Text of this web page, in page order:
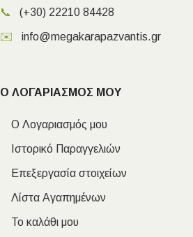
📞 (+30) 22210 84428
✉️ info@megakarapazvantis.gr
Ο ΛΟΓΑΡΙΑΣΜΟΣ ΜΟΥ
Ο Λογαριασμός μου
Ιστορικό Παραγγελιών
Επεξεργασία στοιχείων
Λίστα Αγαπημένων
Το καλάθι μου